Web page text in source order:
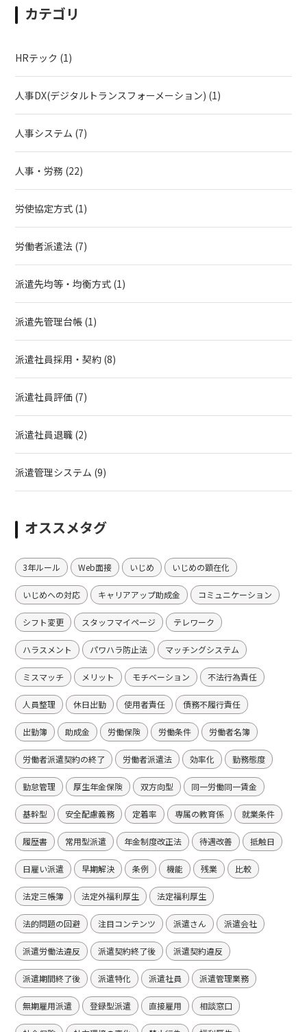
カテゴリ
HRテック (1)
人事DX(デジタルトランスフォーメーション) (1)
人事システム (7)
人事・労務 (22)
労使協定方式 (1)
労働者派遣法 (7)
派遣先均等・均衡方式 (1)
派遣先管理台帳 (1)
派遣社員採用・契約 (8)
派遣社員評価 (7)
派遣社員退職 (2)
派遣管理システム (9)
オススメタグ
3年ルール Web面接 いじめ いじめの顕在化
いじめへの対応 キャリアアップ助成金 コミュニケーション
シフト変更 スタッフマイページ テレワーク
ハラスメント パワハラ防止法 マッチングシステム
ミスマッチ メリット モチベーション 不法行為責任
人員整理 休日出勤 使用者責任 債務不履行責任
出勤簿 助成金 労働保険 労働条件 労働者名簿
労働者派遣契約の終了 労働者派遣法 効率化 勤務態度
勤怠管理 厚生年金保険 双方向型 同一労働同一賃金
基幹型 安全配慮義務 定着率 専属の教育係 就業条件
履歴書 常用型派遣 年金制度改正法 待遇改善 抵触日
日雇い派遣 早期解決 条例 機能 残業 比較
法定三帳簿 法定外福利厚生 法定福利厚生
法的問題の回避 注目コンテンツ 派遣さん 派遣会社
派遣労働法違反 派遣契約終了後 派遣契約違反
派遣期間終了後 派遣特化 派遣社員 派遣管理業務
無期雇用派遣 登録型派遣 直接雇用 相談窓口